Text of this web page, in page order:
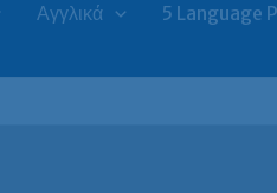
Αγγλικά 5 Language